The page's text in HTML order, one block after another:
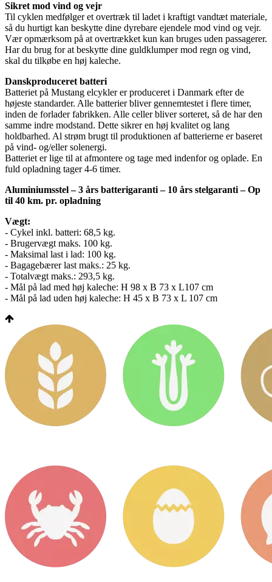
Sikret mod vind og vejr
Til cyklen medfølger et overtræk til ladet i kraftigt vandtæt materiale,
så du hurtigt kan beskytte dine dyrebare ejendele mod vind og vejr.
Vær opmærksom på at overtrækket kun kan bruges uden passagerer.
Har du brug for at beskytte dine guldklumper mod regn og vind,
skal du tilkøbe en høj kaleche.
Danskproduceret batteri
Batteriet på Mustang elcykler er produceret i Danmark efter de
højeste standarder. Alle batterier bliver gennemtestet i flere timer,
inden de forlader fabrikken. Alle celler bliver sorteret, så de har den
samme indre modstand. Dette sikrer en høj kvalitet og lang
holdbarhed. Al strøm brugt til produktionen af batterierne er baseret
på vind- og/eller solenergi.
Batteriet er lige til at afmontere og tage med indenfor og oplade. En
fuld opladning tager 4-6 timer.
Aluminiumsstel – 3 års batterigaranti – 10 års stelgaranti – Op
til 40 km. pr. opladning
Vægt:
- Cykel inkl. batteri: 68,5 kg.
- Brugervægt maks. 100 kg.
- Maksimal last i lad: 100 kg.
- Bagagebærer last maks.: 25 kg.
- Totalvægt maks.: 293,5 kg.
- Mål på lad med høj kaleche: H 98 x B 73 x L107 cm
- Mål på lad uden høj kaleche: H 45 x B 73 x L 107 cm